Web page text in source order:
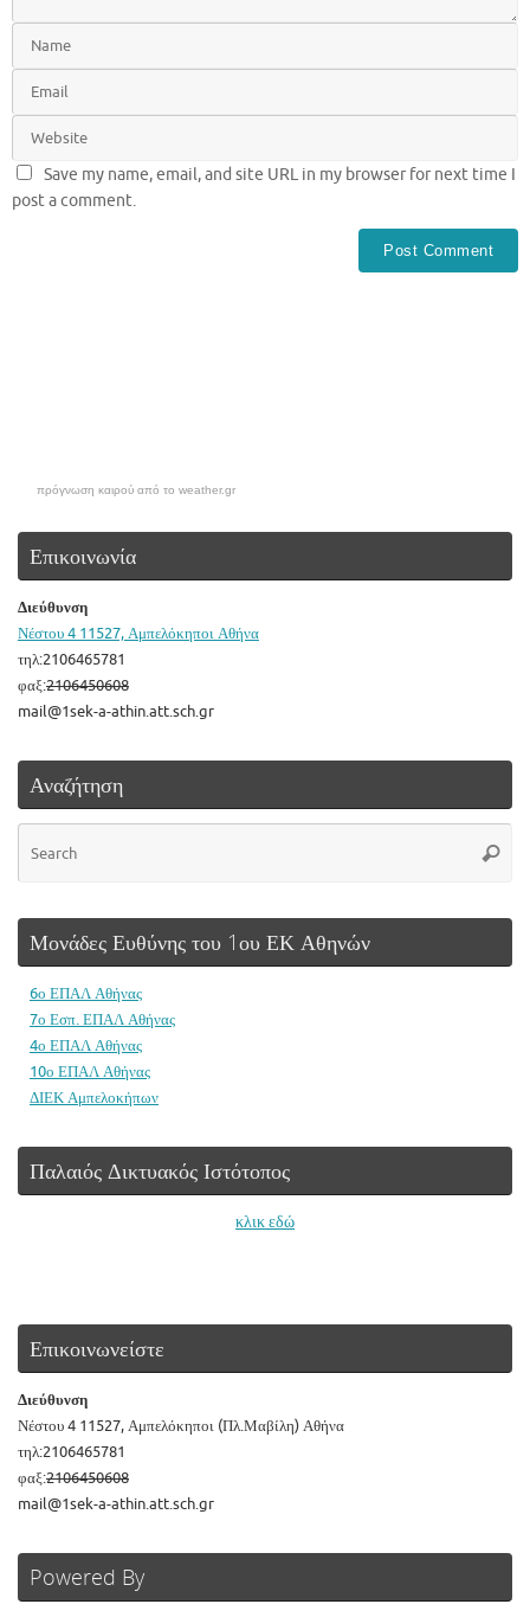
Save my name, email, and site URL in my browser for next time I
post a comment.
πρόγνωση καιρού από το weather.gr
Επικοινωνία
Διεύθυνση
Νέστου 4 11527, Αμπελόκηποι Αθήνα
τηλ:2106465781
φαξ:2106450608
mail@1sek-a-athin.att.sch.gr
Αναζήτηση
Μονάδες Ευθύνης του 1ου ΕΚ Αθηνών
6ο ΕΠΑΛ Αθήνας
7ο Εσπ. ΕΠΑΛ Αθήνας
4ο ΕΠΑΛ Αθήνας
10ο ΕΠΑΛ Αθήνας
ΔΙΕΚ Αμπελοκήπων
Παλαιός Δικτυακός Ιστότοπος
κλικ εδώ
Επικοινωνείστε
Διεύθυνση
Νέστου 4 11527, Αμπελόκηποι (Πλ.Μαβίλη) Αθήνα
τηλ:2106465781
φαξ:2106450608
mail@1sek-a-athin.att.sch.gr
Powered By